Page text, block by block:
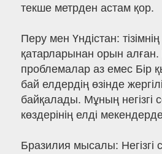
текше метрден астам қор.
Перу мен Үндістан: тізімнің
қатарларынан орын алған.
проблемалар аз емес Бір
бай елдердің өзінде
байқалады. Мұның негізгі
көздерінің елді
Бразилия мысалы: Негізгі